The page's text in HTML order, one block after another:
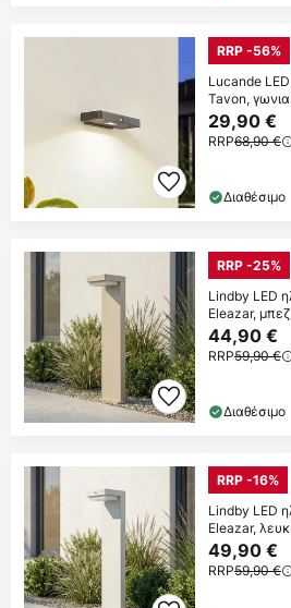
RRP -56%
Lucande
Tavon,
29,90 €
RRP68,90 €
Διαθέσιμο
RRP -25%
Lindby LED
Eleazar,
44,90 €
RRP59,90 €
Διαθέσιμο
RRP -16%
Lindby LED
Eleazar,
49,90 €
RRP59,90 €